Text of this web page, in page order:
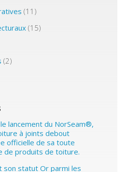
(11)
(15)
(2)
lancement du NorSeam®,
à joints debout
officielle de sa toute
de produits de toiture.
son statut Or parmi les